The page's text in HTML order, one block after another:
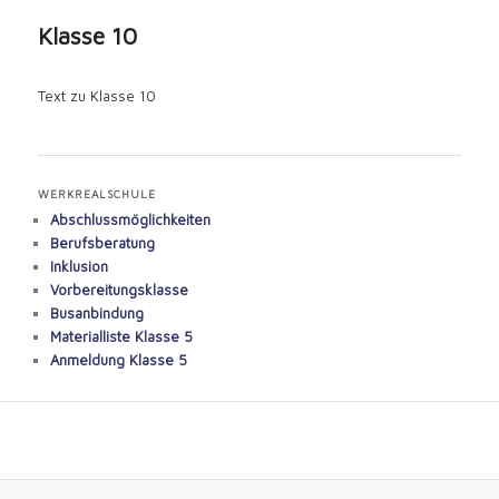
Klasse 10
Text zu Klasse 10
WERKREALSCHULE
Abschlussmöglichkeiten
Berufsberatung
Inklusion
Vorbereitungsklasse
Busanbindung
Materialliste Klasse 5
Anmeldung Klasse 5